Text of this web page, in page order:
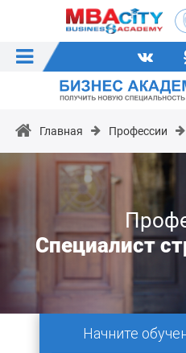
Главная Профессии
Специалист
Начните